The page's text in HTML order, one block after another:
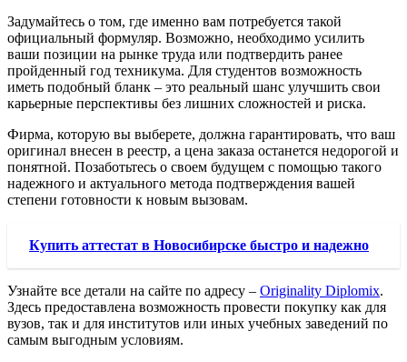
Задумайтесь о том, где именно вам потребуется такой
официальный формуляр. Возможно, необходимо усилить
ваши позиции на рынке труда или подтвердить ранее
пройденный год техникума. Для студентов возможность
иметь подобный бланк – это реальный шанс улучшить свои
карьерные перспективы без лишних сложностей и риска.
Фирма, которую вы выберете, должна гарантировать, что ваш
оригинал внесен в реестр, а цена заказа останется недорогой и
понятной. Позаботьтесь о своем будущем с помощью такого
надежного и актуального метода подтверждения вашей
степени готовности к новым вызовам.
Купить аттестат в Новосибирске быстро и надежно
Узнайте все детали на сайте по адресу – Originality Diplomix.
Здесь предоставлена возможность провести покупку как для
вузов, так и для институтов или иных учебных заведений по
самым выгодным условиям.